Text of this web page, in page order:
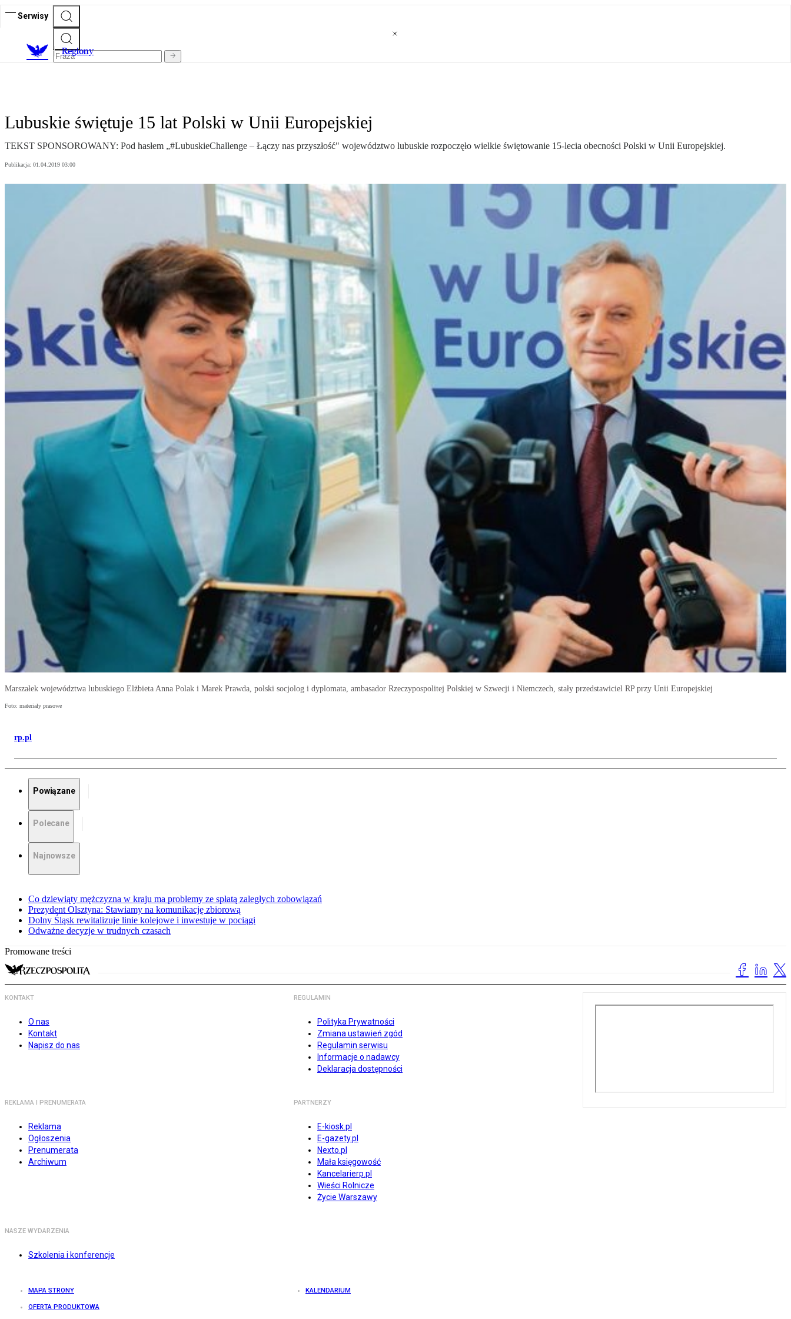
Serwisy
Regiony
Lubuskie świętuje 15 lat Polski w Unii Europejskiej
TEKST SPONSOROWANY: Pod hasłem „#LubuskieChallenge – Łączy nas przyszłość" województwo lubuskie rozpoczęło wielkie świętowanie 15-lecia obecności Polski w Unii Europejskiej.
Publikacja: 01.04.2019 03:00
Marszałek województwa lubuskiego Elżbieta Anna Polak i Marek Prawda, polski socjolog i dyplomata, ambasador Rzeczypospolitej Polskiej w Szwecji i Niemczech, stały przedstawiciel RP przy Unii Europejskiej
Foto: materiały prasowe
rp.pl
Powiązane
Polecane
Najnowsze
Co dziewiąty mężczyzna w kraju ma problemy ze spłatą zaległych zobowiązań
Prezydent Olsztyna: Stawiamy na komunikację zbiorową
Dolny Śląsk rewitalizuje linie kolejowe i inwestuje w pociągi
Odważne decyzje w trudnych czasach
Promowane treści
KONTAKT
O nas
Kontakt
Napisz do nas
REGULAMIN
Polityka Prywatności
Zmiana ustawień zgód
Regulamin serwisu
Informacje o nadawcy
Deklaracja dostępności
REKLAMA I PRENUMERATA
Reklama
Ogłoszenia
Prenumerata
Archiwum
PARTNERZY
E-kiosk.pl
E-gazety.pl
Nexto.pl
Mała księgowość
Kancelarierp.pl
Wieści Rolnicze
Życie Warszawy
NASZE WYDARZENIA
Szkolenia i konferencje
MAPA STRONY KALENDARIUM
OFERTA PRODUKTOWA